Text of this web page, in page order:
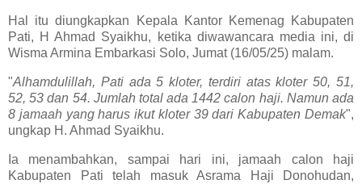
Hal itu diungkapkan Kepala Kantor Kemenag Kabupaten
Pati, H Ahmad Syaikhu, ketika diwawancara media ini, di
Wisma Armina Embarkasi Solo, Jumat (16/05/25) malam.
"Alhamdulillah, Pati ada 5 kloter, terdiri atas kloter 50, 51,
52, 53 dan 54. Jumlah total ada 1442 calon haji. Namun ada
8 jamaah yang harus ikut kloter 39 dari Kabupaten Demak",
ungkap H. Ahmad Syaikhu.
Ia menambahkan, sampai hari ini, jamaah calon haji
Kabupaten Pati telah masuk Asrama Haji Donohudan,